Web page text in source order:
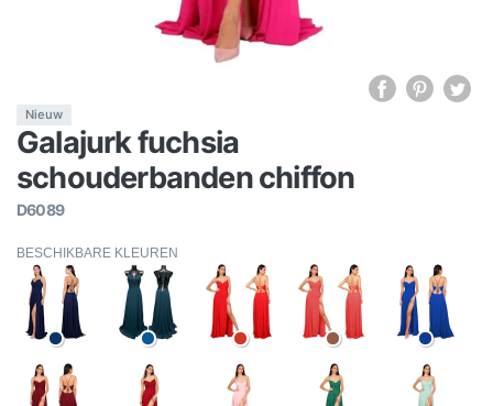
Nieuw
Galajurk fuchsia
schouderbanden chiffon
D6089
BESCHIKBARE KLEUREN